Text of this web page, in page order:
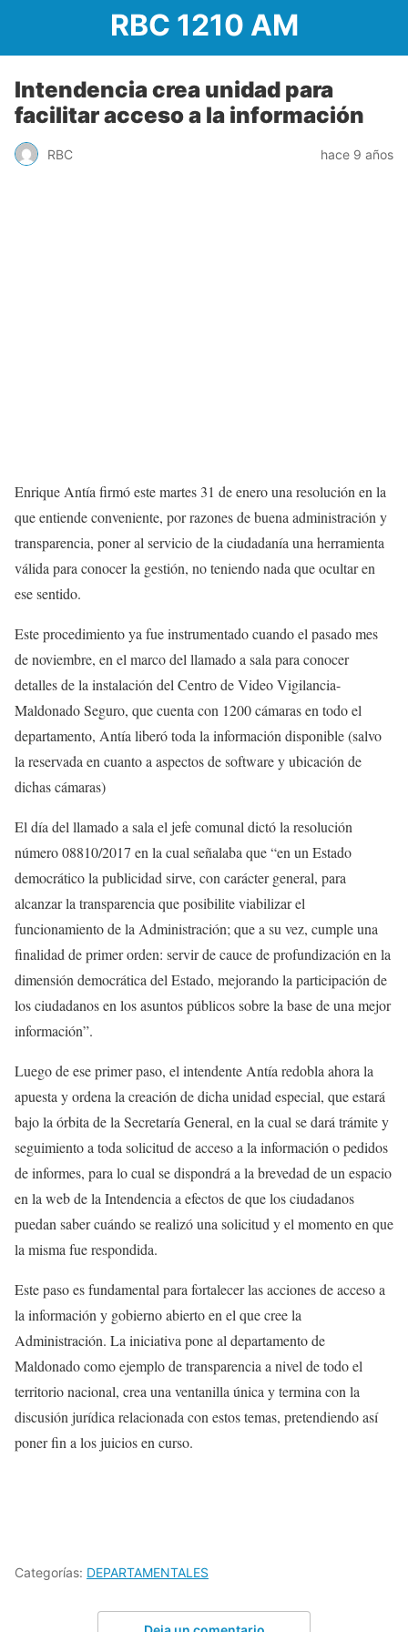
RBC 1210 AM
Intendencia crea unidad para
facilitar acceso a la información
RBC hace 9 años
Enrique Antía firmó este martes 31 de enero una resolución en la
que entiende conveniente, por razones de buena administración y
transparencia, poner al servicio de la ciudadanía una herramienta
válida para conocer la gestión, no teniendo nada que ocultar en
ese sentido.
Este procedimiento ya fue instrumentado cuando el pasado mes
de noviembre, en el marco del llamado a sala para conocer
detalles de la instalación del Centro de Video Vigilancia-
Maldonado Seguro, que cuenta con 1200 cámaras en todo el
departamento, Antía liberó toda la información disponible (salvo
la reservada en cuanto a aspectos de software y ubicación de
dichas cámaras)
El día del llamado a sala el jefe comunal dictó la resolución
número 08810/2017 en la cual señalaba que “en un Estado
democrático la publicidad sirve, con carácter general, para
alcanzar la transparencia que posibilite viabilizar el
funcionamiento de la Administración; que a su vez, cumple una
finalidad de primer orden: servir de cauce de profundización en la
dimensión democrática del Estado, mejorando la participación de
los ciudadanos en los asuntos públicos sobre la base de una mejor
información”.
Luego de ese primer paso, el intendente Antía redobla ahora la
apuesta y ordena la creación de dicha unidad especial, que estará
bajo la órbita de la Secretaría General, en la cual se dará trámite y
seguimiento a toda solicitud de acceso a la información o pedidos
de informes, para lo cual se dispondrá a la brevedad de un espacio
en la web de la Intendencia a efectos de que los ciudadanos
puedan saber cuándo se realizó una solicitud y el momento en que
la misma fue respondida.
Este paso es fundamental para fortalecer las acciones de acceso a
la información y gobierno abierto en el que cree la
Administración. La iniciativa pone al departamento de
Maldonado como ejemplo de transparencia a nivel de todo el
territorio nacional, crea una ventanilla única y termina con la
discusión jurídica relacionada con estos temas, pretendiendo así
poner fin a los juicios en curso.
Categorías: DEPARTAMENTALES